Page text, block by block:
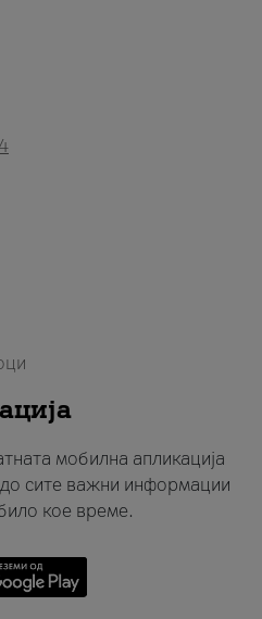
мобилна апликација
сите важни информации
кое време.